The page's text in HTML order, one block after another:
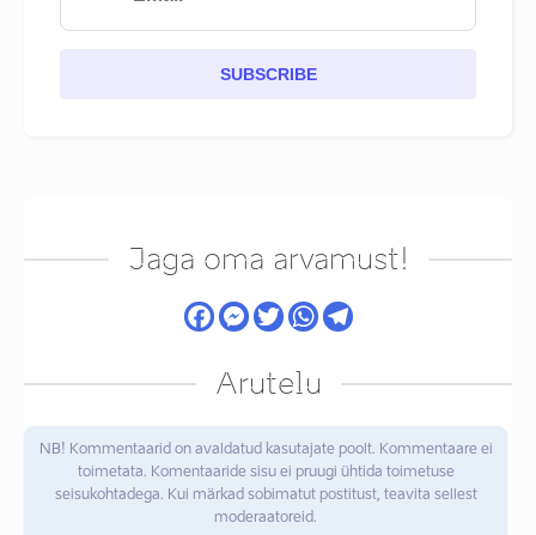
SUBSCRIBE
Jaga oma arvamust!
Arutelu
NB! Kommentaarid on avaldatud kasutajate poolt. Kommentaare ei
toimetata. Komentaaride sisu ei pruugi ühtida toimetuse
seisukohtadega. Kui märkad sobimatut postitust, teavita sellest
moderaatoreid.